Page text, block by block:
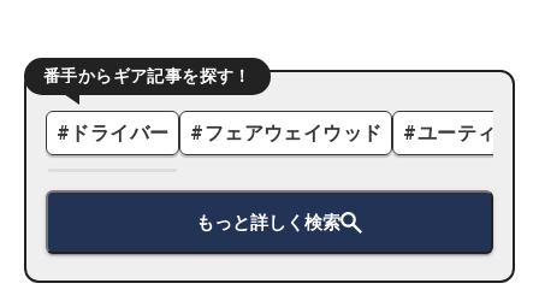
番手からギア記事を探す！
# ドライバー #フェアウェイウッド #ユーティリ
もっと詳しく検索